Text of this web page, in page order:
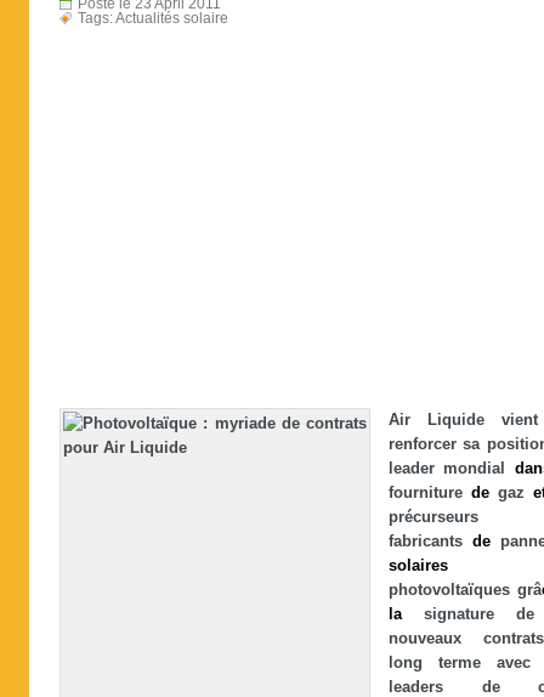
Posté le 23 April 2011
Tags:Actualités solaire
Air Liquide
renforcer sa
leader mondial
fourniture de gaz
précurseurs
fabricants de
solaires
photovoltaïques grâ
lasignature
nouveaux
long terme
leaders de